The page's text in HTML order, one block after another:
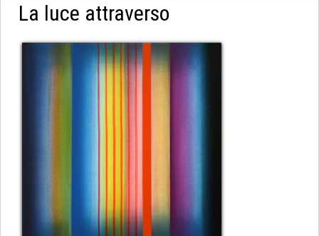
La luce attraverso